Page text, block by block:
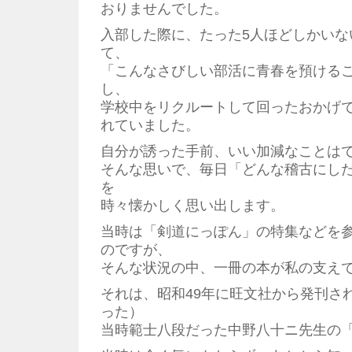
おりませんでした。
入部した際に、たった5人ほどしかい
て、
「こんなさびしい部活に青春を預ける
し、
学校中をリクルートして回ったおかげ
れていました。
自分が誘った手前、いい加減なことは
そんな思いで、毎日「どんな稽古にし
を
時々懐かしく思い出します。
当時は「剣道にっぽん」の特集などを
のですが、
そんな状況の中、一冊の本が私の支え
それは、昭和49年に旺文社から発刊さ
った）
当時範士八段だった中野八十ニ先生の